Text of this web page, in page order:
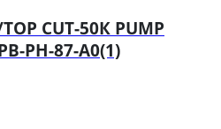
CUT-50К PUMP
PH-87-A0(1)